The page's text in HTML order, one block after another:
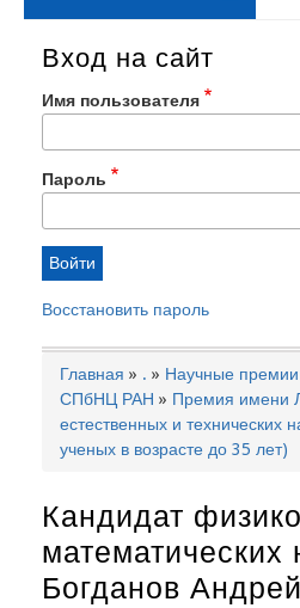
Вход на сайт
Имя пользователя
Пароль
Восстановить пароль
Строка
навигации
Главная .
Научные
СПбНЦ РАН
Премия имени
естественных и технических
ученых в возрасте до 35 лет)
Кандидат
математических
Богданов